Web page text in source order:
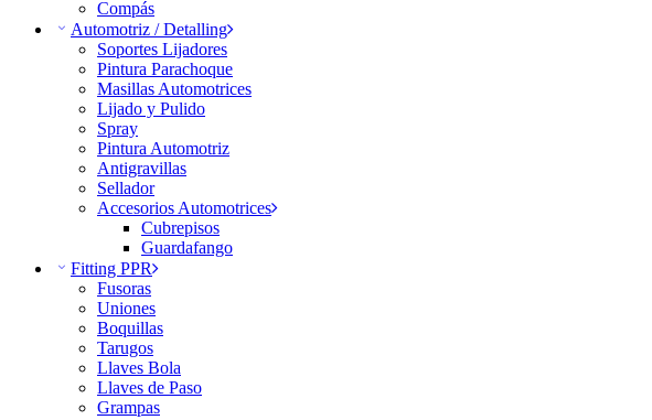
Compás
Automotriz / Detalling
Soportes Lijadores
Pintura Parachoque
Masillas Automotrices
Lijado y Pulido
Spray
Pintura Automotriz
Antigravillas
Sellador
Accesorios Automotrices
Cubrepisos
Guardafango
Fitting PPR
Fusoras
Uniones
Boquillas
Tarugos
Llaves Bola
Llaves de Paso
Grampas